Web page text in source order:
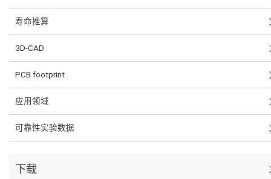
寿命推算
3D-CAD
PCB footprint
应用领域
可靠性实验数据
下载